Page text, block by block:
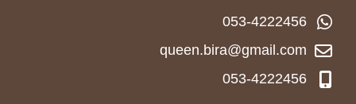
053-4222456
queen.bira@gmail.com
053-4222456